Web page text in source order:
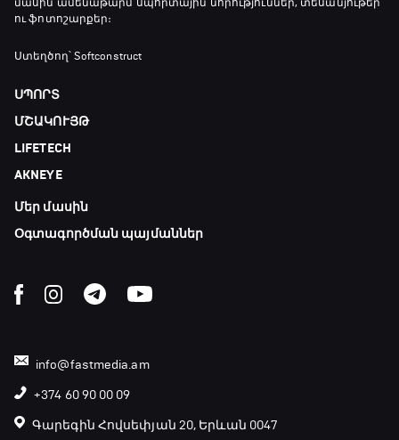
մասին ամենաթարմ սպորտային նորություններ, տեսանյութեր
ու ֆոտոշարքեր։
Ստեղծող՝ Softconstruct
ՍՊՈՐՏ
ՄՇԱԿՈՒՅԹ
LIFETECH
AKNEYE
Մեր մասին
Օգտագործման պայմաններ
info@fastmedia.am
+374 60 90 00 09
Գարեգին Հովսեփյան 20, Երևան 0047